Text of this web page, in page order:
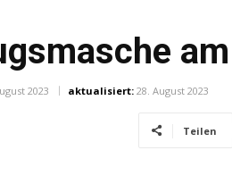
2023 aktualisiert: 28. August 2023
Teilen